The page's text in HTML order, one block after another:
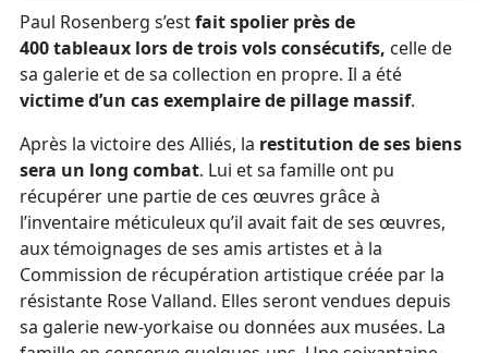
Paul Rosenberg s’estfait spolier près de
400 tableaux lors de trois vols consécutifs, celle de
sa galerie et de sa collection en propre. Il a été
victime d’un cas exemplaire de pillage massif.
Après la victoire des Alliés, la restitution de ses biens
sera un long combat. Lui et sa famille ont pu
récupérer une partie de ces œuvres grâce à
l’inventaire méticuleux qu’il avait fait de ses œuvres,
aux témoignages de ses amis artistes et à la
Commission de récupération artistique créée par la
résistante Rose Valland. Elles seront vendues depuis
sa galerie new-yorkaise ou données aux musées. La